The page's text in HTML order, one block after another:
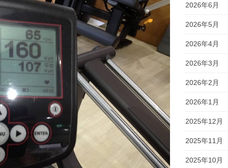
2026年6月
2026年5月
2026年4月
2026年3月
2026年2月
2026年1月
2025年12月
2025年11月
2025年10月